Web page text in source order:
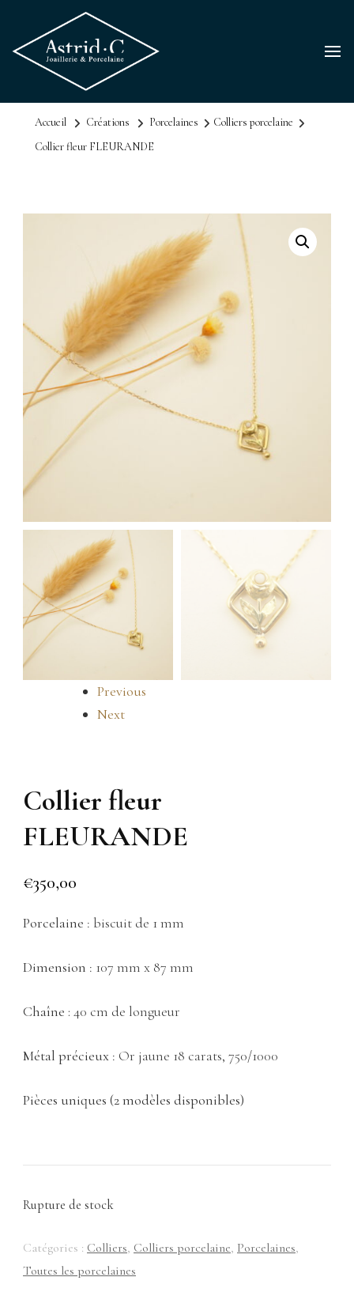
Accueil Créations Porcelaines
Colliers porcelaine
Collier fleur FLEURANDE
Previous
Next
Collier fleur
FLEURANDE
€350,00
Porcelaine : biscuit de 1 mm
Dimension : 107 mm x 87 mm
Chaîne : 40 cm de longueur
Métal précieux : Or jaune 18 carats, 750/1000
Pièces uniques (2 modèles disponibles)
Rupture de stock
Catégories : Colliers, Colliers porcelaine, Porcelaines,
Toutes les porcelaines